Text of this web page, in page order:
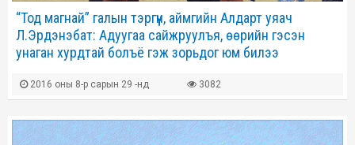
“Тод магнай” галын тэргүүн, аймгийн Алдарт уяач
Л.Эрдэнэбат: Адуугаа сайжруулъя, өөрийн гэсэн
унаган хурдтай болъё гэж зорьдог юм билээ
2016 оны 8-р сарын 29 -нд 3082